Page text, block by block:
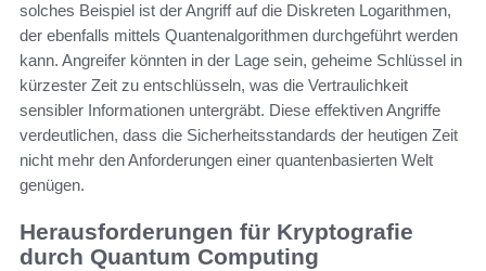
solches Beispiel ist der Angriff auf die Diskreten Logarithmen,
der ebenfalls mittels Quantenalgorithmen durchgeführt werden
kann. Angreifer könnten in der Lage sein, geheime Schlüssel in
kürzester Zeit zu entschlüsseln, was die Vertraulichkeit
sensibler Informationen untergräbt. Diese effektiven Angriffe
verdeutlichen, dass die Sicherheitsstandards der heutigen Zeit
nicht mehr den Anforderungen einer quantenbasierten Welt
genügen.
Herausforderungen für Kryptografie
durch Quantum Computing